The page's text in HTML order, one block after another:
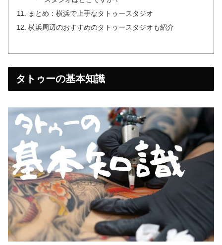
まとめ：横浜で上手なタトゥースタジオ
横浜周辺のおすすめのタトゥースタジオも紹介
タトゥーの基本知識